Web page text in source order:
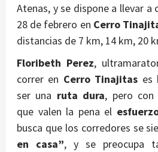
Atenas, y se dispone a llevar
28 de febrero en Cerro
distancias de 7 km, 14 km, 20
Floribeth Perez,
correr en Cerro Tinajitas es
ser una ruta dura, pero con
que valen la pena el
busca que los corredores se
en casa”, y se preocupa